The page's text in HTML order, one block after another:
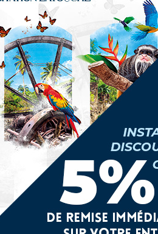
du système de plantation
La fresque, aux tons couleur